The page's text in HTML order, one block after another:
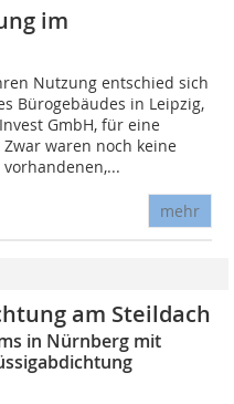
im
Nutzung entschied sich
Bürogebäudes in Leipzig,
GmbH, für eine
waren noch keine
mehr
am Steildach
in Nürnberg mit